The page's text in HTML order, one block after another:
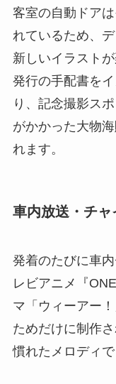
客室の自動ドア
れているため、
新しいイラスト
発行の手配書を
り、記念撮影ス
がかかった大物
れます。
車内放送・チ
発着のたびに車
レビアニメ『
マ「ウィーアー
ためだけに制作
慣れたメロディ